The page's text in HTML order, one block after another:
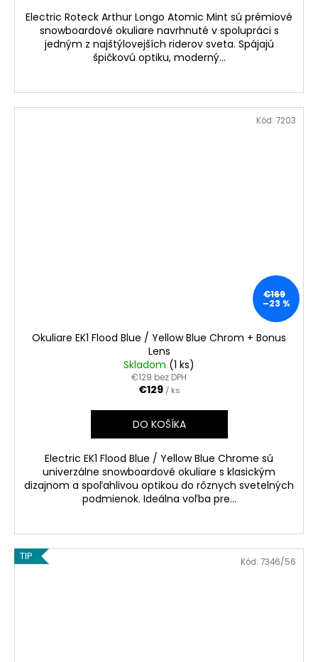
Electric Roteck Arthur Longo Atomic Mint sú prémiové
snowboardové okuliare navrhnuté v spolupráci s
jedným z najštýlovejších riderov sveta. Spájajú
špičkovú optiku, moderný...
€169
–23 %
Okuliare EK1 Flood Blue / Yellow Blue Chrom + Bonus
Lens
Skladom (1 ks)
€129 bez DPH
€129 / ks
DO KOŠÍKA
Electric EK1 Flood Blue / Yellow Blue Chrome sú
univerzálne snowboardové okuliare s klasickým
dizajnom a spoľahlivou optikou do rôznych svetelných
podmienok. Ideálna voľba pre...
Kód: 7203
TIP Kód: 7346/56